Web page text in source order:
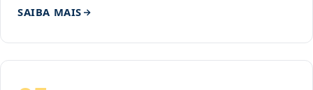
SAIBA MAIS